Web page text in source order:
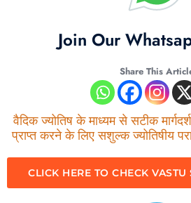
Join Our
Share This
वैदिक ज्योतिष के माध्यम से सटीक
प्राप्त करने के लिए सशुल्क ज्योतिषीय
CLICK HERE TO CHECK VASTU